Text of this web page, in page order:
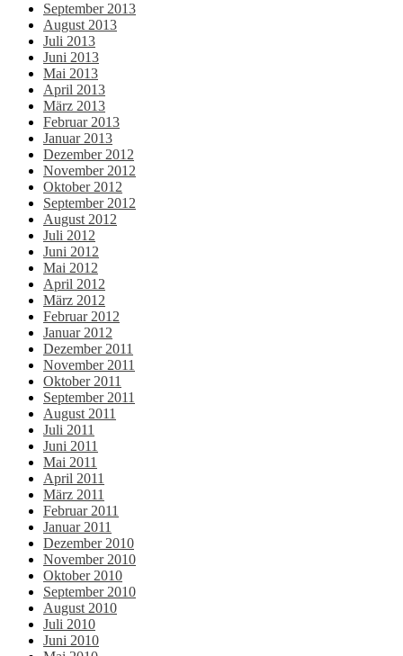
September 2013
August 2013
Juli 2013
Juni 2013
Mai 2013
April 2013
März 2013
Februar 2013
Januar 2013
Dezember 2012
November 2012
Oktober 2012
September 2012
August 2012
Juli 2012
Juni 2012
Mai 2012
April 2012
März 2012
Februar 2012
Januar 2012
Dezember 2011
November 2011
Oktober 2011
September 2011
August 2011
Juli 2011
Juni 2011
Mai 2011
April 2011
März 2011
Februar 2011
Januar 2011
Dezember 2010
November 2010
Oktober 2010
September 2010
August 2010
Juli 2010
Juni 2010